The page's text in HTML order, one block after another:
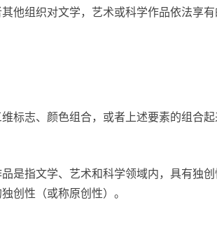
他组织对文学，艺术或科学作品依法享
标志、颜色组合，或者上述要素的组合
是指文学、艺术和科学领域内，具有独
创性（或称原创性）。